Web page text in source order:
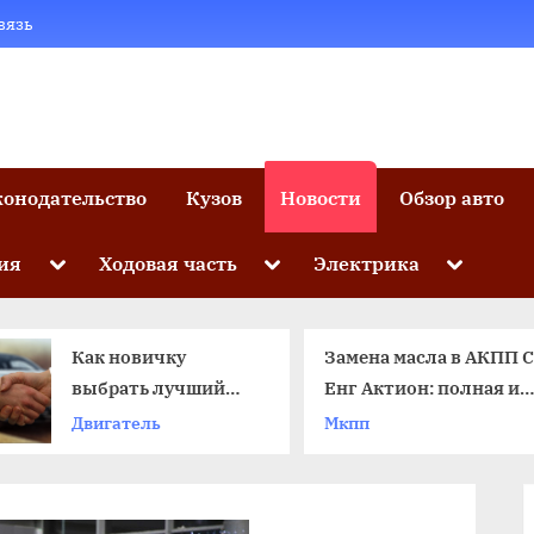
Кузов Новости Обзор авто
Toggle
menu
Ходовая часть Toggle
menu
Электрика Toggle
menu
Замена масла в АКПП Санг
Енг Актион: полная и
частичная, ATF
Мкпп